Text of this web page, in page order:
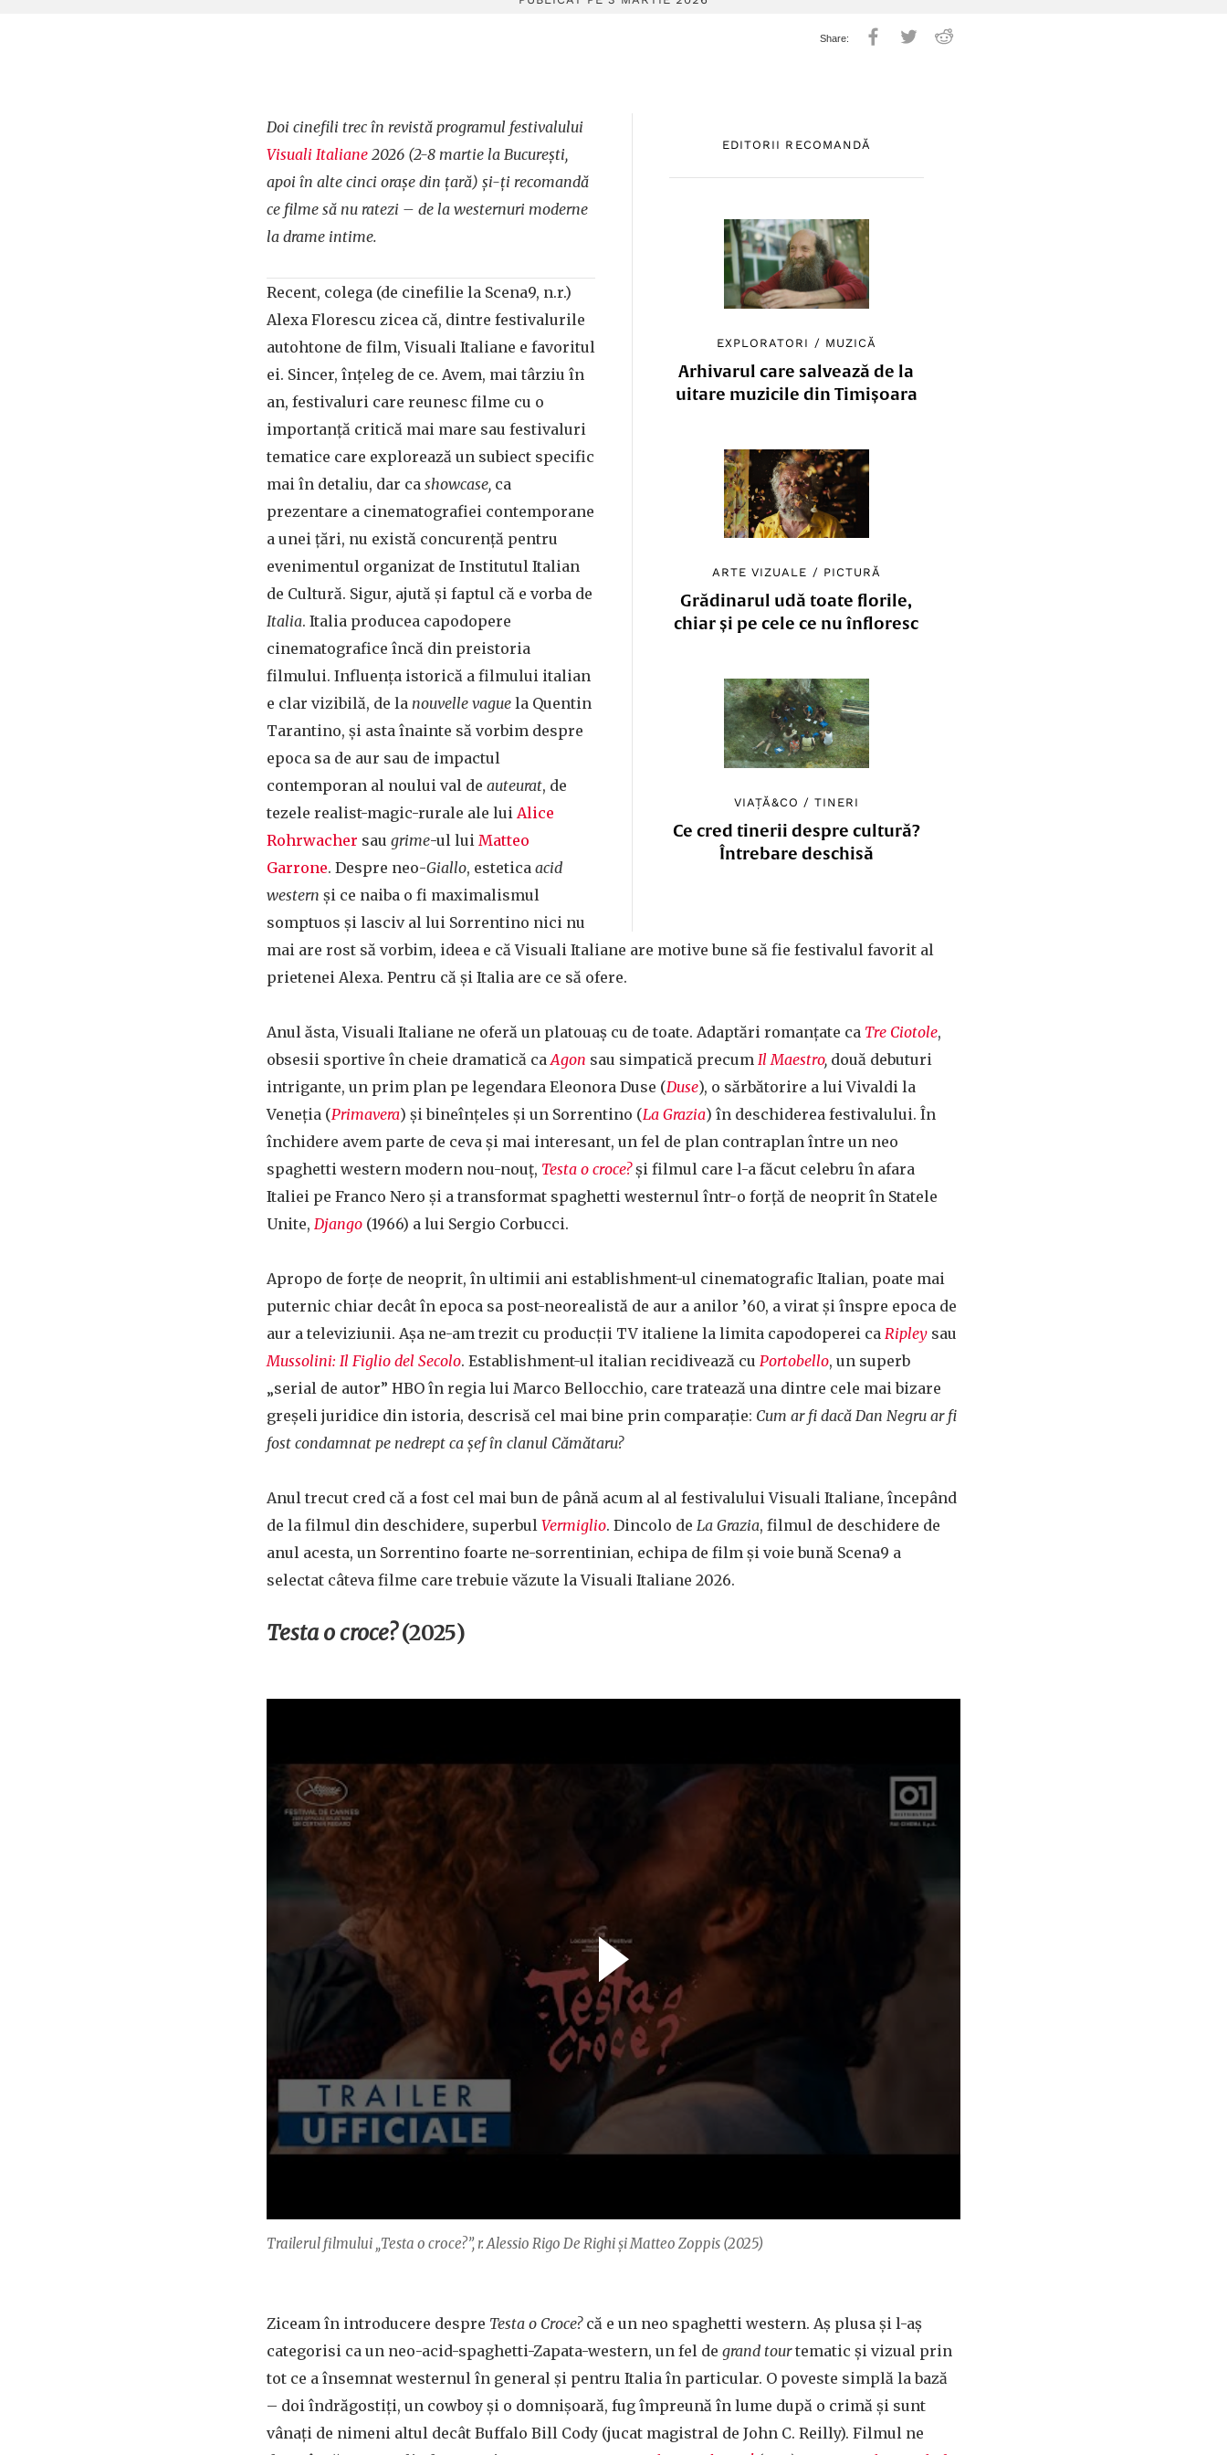
EDITORII RECOMANDĂ
EXPLORATORI / MUZICĂ
Arhivarul care salvează de la
uitare muzicile din Timișoara
ARTE VIZUALE / PICTURĂ
Grădinarul udă toate florile,
chiar și pe cele ce nu înfloresc
VIAȚĂ&CO /TINERI
Ce cred tinerii despre cultură?
Întrebare deschisă
Doi cinefili trec în revistă programul festivalului
Visuali Italiane 2026 (2-8 martie la București,
apoi în alte cinci orașe din țară) și-ți recomandă
ce filme să nu ratezi – de la westernuri moderne
la drame intime.
Recent, colega (de cinefilie la Scena9, n.r.)
Alexa Florescu zicea că, dintre festivalurile
autohtone de film, Visuali Italiane e favoritul
ei. Sincer, înțeleg de ce. Avem, mai târziu în
an, festivaluri care reunesc filme cu o
importanță critică mai mare sau festivaluri
tematice care explorează un subiect specific
mai în detaliu, dar ca showcase, ca
prezentare a cinematografiei contemporane
a unei țări, nu există concurență pentru
evenimentul organizat de Institutul Italian
de Cultură. Sigur, ajută și faptul că e vorba de
Italia. Italia producea capodopere
cinematografice încă din preistoria
filmului. Influența istorică a filmului italian
e clar vizibilă, de la nouvelle vague la Quentin
Tarantino, și asta înainte să vorbim despre
epoca sa de aur sau de impactul
contemporan al noului val de auteurat, de
tezele realist-magic-rurale ale lui Alice
Rohrwacher sau grime-ul lui Matteo
Garrone. Despre neo-Giallo, estetica acid
western și ce naiba o fi maximalismul
somptuos și lasciv al lui Sorrentino nici nu
mai are rost să vorbim, ideea e că Visuali Italiane are motive bune să fie festivalul favorit al
prietenei Alexa. Pentru că și Italia are ce să ofere.
Anul ăsta, Visuali Italiane ne oferă un platouaș cu de toate. Adaptări romanțate ca Tre Ciotole,
obsesii sportive în cheie dramatică caAgon sau simpatică precum Il Maestro, două debuturi
intrigante, un prim plan pe legendara Eleonora Duse (Duse), o sărbătorire a lui Vivaldi la
Veneția (Primavera) și bineînțeles și un Sorrentino (La Grazia) în deschiderea festivalului. În
închidere avem parte de ceva și mai interesant, un fel de plan contraplan între un neo
spaghetti western modern nou-nouț, Testa o croce?și filmul care l-a făcut celebru în afara
Italiei pe Franco Nero și a transformat spaghetti westernul într-o forță de neoprit în Statele
Unite, Django (1966) a lui Sergio Corbucci.
Apropo de forțe de neoprit, în ultimii ani establishment-ul cinematografic Italian, poate mai
puternic chiar decât în epoca sa post-neorealistă de aur a anilor ’60, a virat și înspre epoca de
aur a televiziunii. Așa ne-am trezit cu producții TV italiene la limita capodoperei ca Ripley sau
Mussolini: Il Figlio del Secolo. Establishment-ul italian recidivează cu Portobello, un superb
„serial de autor” HBO în regia lui Marco Bellocchio, care tratează una dintre cele mai bizare
greșeli juridice din istoria, descrisă cel mai bine prin comparație: Cum ar fi dacă Dan Negru ar fi
fost condamnat pe nedrept ca șef în clanul Cămătaru?
Anul trecut cred că a fost cel mai bun de până acum al al festivalului Visuali Italiane, începând
de la filmul din deschidere, superbul Vermiglio. Dincolo de La Grazia, filmul de deschidere de
anul acesta, un Sorrentino foarte ne-sorrentinian, echipa de film și voie bună Scena9 a
selectat câteva filme care trebuie văzute la Visuali Italiane 2026.
Testa o croce?(2025)
Trailerul filmului „Testa o croce?”, r. Alessio Rigo De Righi și Matteo Zoppis (2025)
Ziceam în introducere despre Testa o Croce?că e un neo spaghetti western. Aș plusa și l-aș
categorisi ca un neo-acid-spaghetti-Zapata-western, un fel de grand tourtematic și vizual prin
tot ce a însemnat westernul în general și pentru Italia în particular. O poveste simplă la bază
– doi îndrăgostiți, un cowboy și o domnișoară, fug împreună în lume după o crimă și sunt
vânați de nimeni altul decât Buffalo Bill Cody (jucat magistral de John C. Reilly). Filmul ne